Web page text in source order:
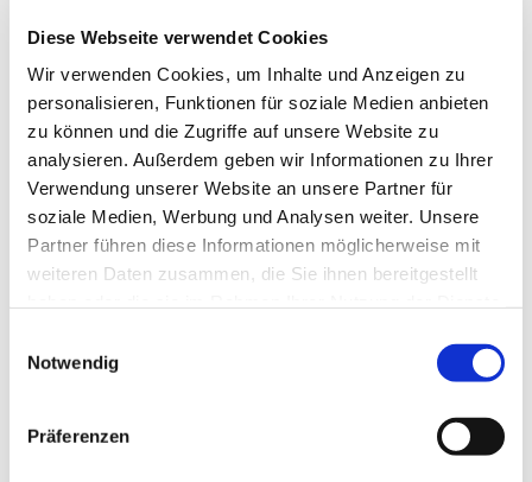
Diese Webseite verwendet Cookies
Wir verwenden Cookies, um Inhalte und Anzeigen zu
personalisieren, Funktionen für soziale Medien anbieten
zu können und die Zugriffe auf unsere Website zu
analysieren. Außerdem geben wir Informationen zu Ihrer
Verwendung unserer Website an unsere Partner für
soziale Medien, Werbung und Analysen weiter. Unsere
Partner führen diese Informationen möglicherweise mit
weiteren Daten zusammen, die Sie ihnen bereitgestellt
Notwendig
Präferenzen
Sachausschuss
Kinder und Jugend
Der Sachausschuss Kinder und Jugend befasst
sich mit allen Themen, die Kinder und Jugend in